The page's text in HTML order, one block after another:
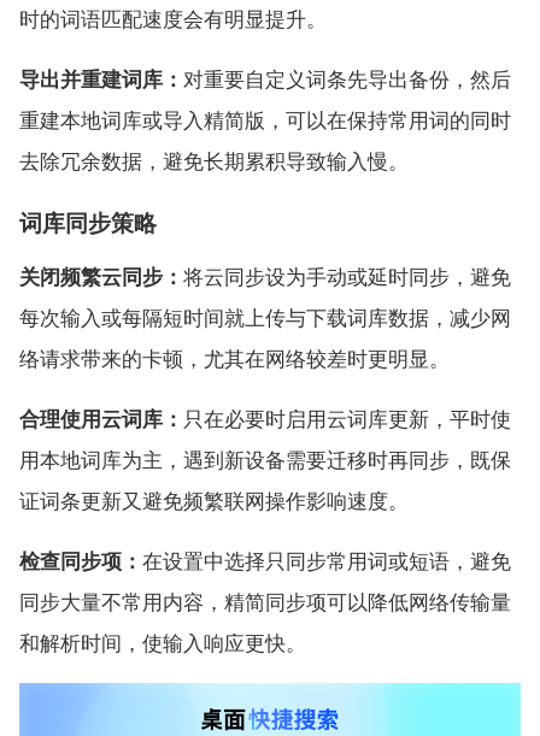
时的词语匹配速度会有明显提升。
导出并重建词库： 对重要自定义词条先导出备份，然后
重建本地词库或导入精简版，可以在保持常用词的同时
去除冗余数据，避免长期累积导致输入慢。
词库同步策略
关闭频繁云同步： 将云同步设为手动或延时同步，避免
每次输入或每隔短时间就上传与下载词库数据，减少网
络请求带来的卡顿，尤其在网络较差时更明显。
合理使用云词库： 只在必要时启用云词库更新，平时使
用本地词库为主，遇到新设备需要迁移时再同步，既保
证词条更新又避免频繁联网操作影响速度。
检查同步项： 在设置中选择只同步常用词或短语，避免
同步大量不常用内容，精简同步项可以降低网络传输量
和解析时间，使输入响应更快。